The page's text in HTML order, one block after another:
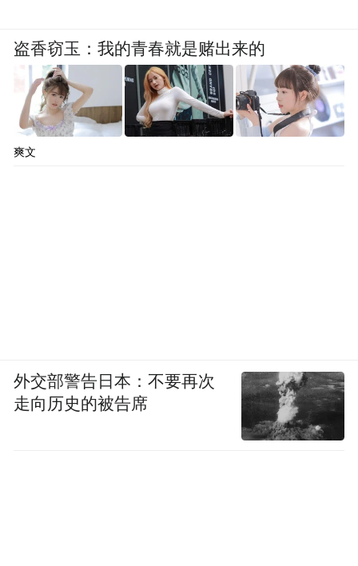
盗香窃玉：我的青春就是赌出来的
爽文
外交部警告日本：不要再次
走向历史的被告席